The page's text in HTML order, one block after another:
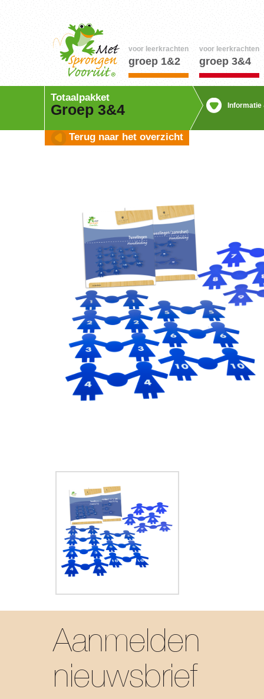
voor leerkrachten
groep 1&2
voor leerkrachten
groep 3&4
Totaalpakket
Groep 3&4
Terug naar het overzicht
Informatie
Aanmelden
nieuwsbrief